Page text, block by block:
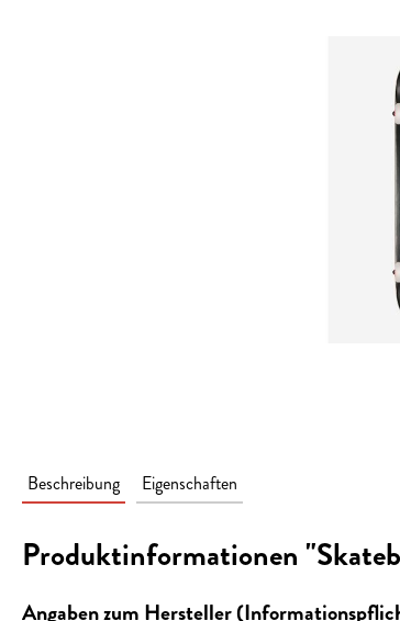
Beschreibung Eigenschaften
Produktinformationen
Angaben zum Hersteller